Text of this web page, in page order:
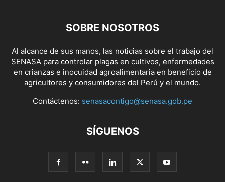
SOBRE NOSOTROS
Al alcance de sus manos, las noticias sobre el trabajo del
SENASA para controlar plagas en cultivos, enfermedades
en crianzas e inocuidad agroalimentaria en beneficio de
agricultores y consumidores del Perú y el mundo.
Contáctenos: senasacontigo@senasa.gob.pe
SÍGUENOS